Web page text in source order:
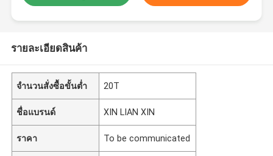
รายละเอียดสินค้า
จำนวนสั่งซื้อขั้นต่ำ 20T
ชื่อแบรนด์ XIN LIAN XIN
ราคา To be communicated